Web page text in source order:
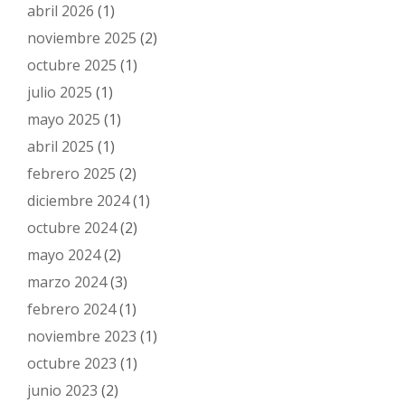
abril 2026 (1)
noviembre 2025 (2)
octubre 2025 (1)
julio 2025 (1)
mayo 2025 (1)
abril 2025 (1)
febrero 2025 (2)
diciembre 2024(1)
octubre 2024(2)
mayo 2024(2)
marzo 2024(3)
febrero 2024(1)
noviembre 2023 (1)
octubre 2023 (1)
junio 2023 (2)